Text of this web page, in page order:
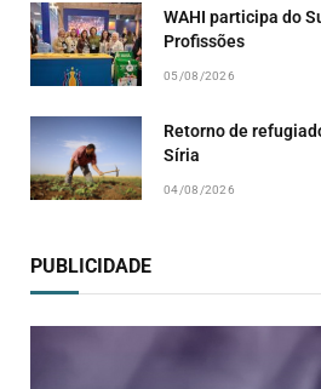
WAHI participa do
Profissões
05/08/2026
Retorno de
Síria
04/08/2026
PUBLICIDADE